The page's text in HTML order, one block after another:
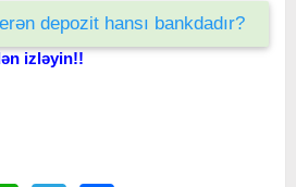
depozit hansı bankdadır?
izləyin!!